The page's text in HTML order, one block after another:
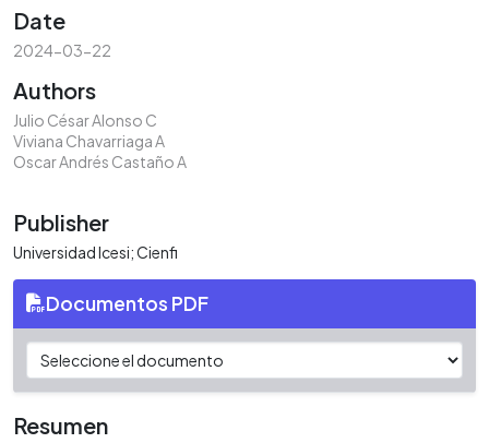
Date
2024-03-22
Authors
Julio César Alonso C
Viviana Chavarriaga A
Oscar Andrés Castaño A
Publisher
Universidad Icesi; Cienfi
Documentos PDF
Resumen